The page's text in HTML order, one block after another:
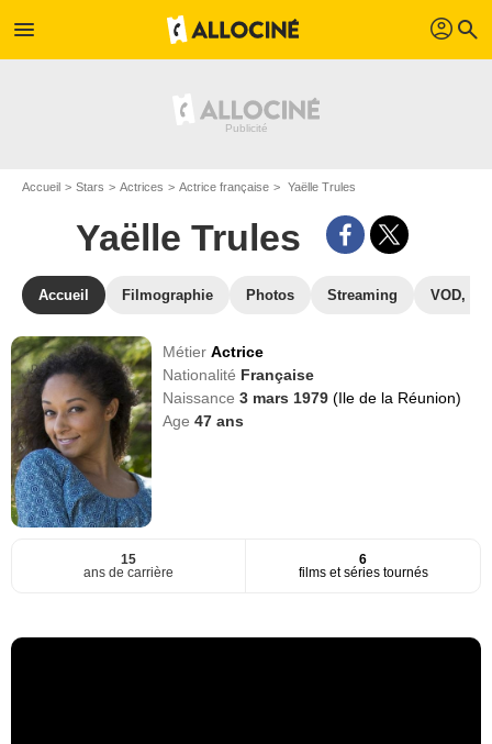
menu profil search
Accueil Stars Actrices Actrice française Yaëlle Trules
Yaëlle Trules
Accueil Filmographie Photos Streaming VOD,
MétierActrice
Nationalité Française
Naissance3 mars 1979(Ile de la Réunion)
Age47 ans
15
ans de carrière
6
films et séries tournés